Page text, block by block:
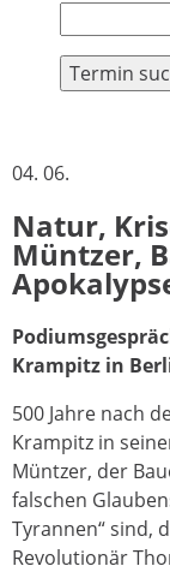
Termin
04. 06.
Natur,
Müntzer,
Krampitz in
500 Jahre nach
Krampitz in
Müntzer, der
falschen
Tyrannen“ sind,
Revolutionär